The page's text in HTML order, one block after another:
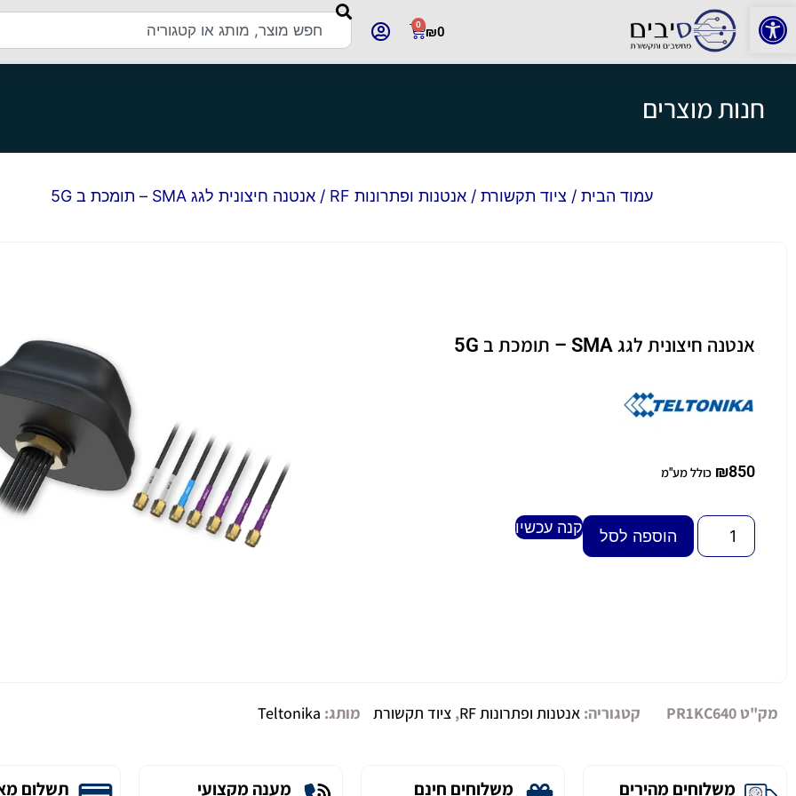
פתח סרגל נגישות ₪0
0
חנות מוצרים
עמוד הבית / ציוד תקשורת / אנטנות ופתרונות RF / אנטנה חיצונית לגג SMA – תומכת ב 5G
אנטנה חיצונית לגג SMA – תומכת ב 5G
₪850 כולל מע"מ
הוספה לסל קנה עכשיו
מק"ט PR1KC640 קטגוריה: אנטנות ופתרונות RF , ציוד תקשורת מותג: Teltonika
משלוחים מהירים משלוחים חינם מענה מקצועי תשלום